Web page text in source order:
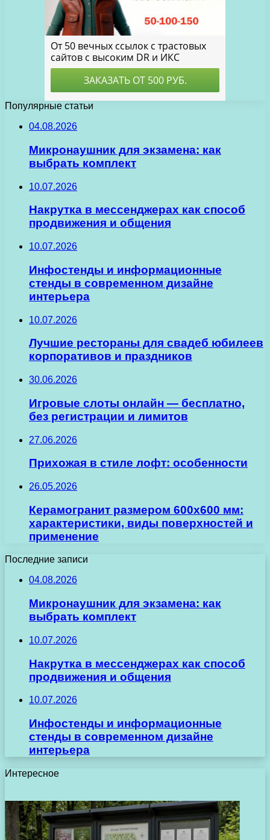
Популярные статьи
04.08.2026
Микронаушник для экзамена: как
выбрать комплект
10.07.2026
Накрутка в мессенджерах как способ
продвижения и общения
10.07.2026
Инфостенды и информационные
стенды в современном дизайне
интерьера
10.07.2026
Лучшие рестораны для свадеб юбилеев
корпоративов и праздников
30.06.2026
Игровые слоты онлайн — бесплатно,
без регистрации и лимитов
27.06.2026
Прихожая в стиле лофт: особенности
26.05.2026
Керамогранит размером 600х600 мм:
характеристики, виды поверхностей и
применение
Последние записи
04.08.2026
Микронаушник для экзамена: как
выбрать комплект
10.07.2026
Накрутка в мессенджерах как способ
продвижения и общения
10.07.2026
Инфостенды и информационные
стенды в современном дизайне
интерьера
Интересное